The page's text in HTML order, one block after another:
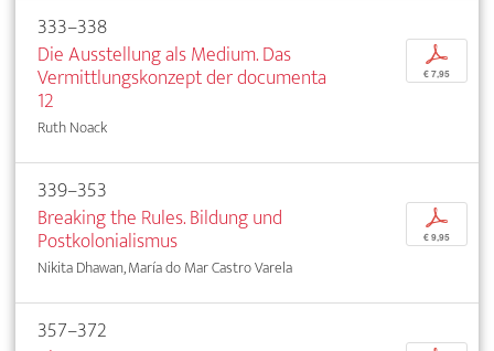
333–338
Die Ausstellung als Medium. Das
Vermittlungskonzept der documenta
12
Ruth Noack
p
€ 7,95
339–353
Breaking the Rules. Bildung und
Postkolonialismus
Nikita Dhawan, María do Mar Castro Varela
p
€ 9,95
357–372